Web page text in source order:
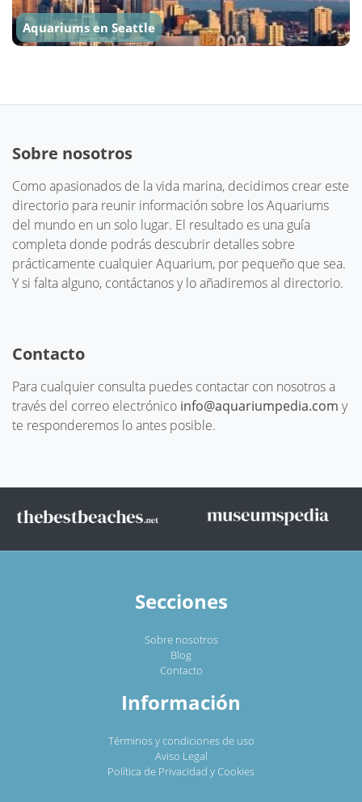
Aquariums en Seattle
Sobre nosotros
Como apasionados de la vida marina, decidimos crear este
directorio para reunir información sobre los Aquariums
del mundo en un solo lugar. El resultado es una guía
completa donde podrás descubrir detalles sobre
prácticamente cualquier Aquarium, por pequeño que sea.
Y si falta alguno, contáctanos y lo añadiremos al directorio.
Contacto
Para cualquier consulta puedes contactar con nosotros a
través del correo electrónico info@aquariumpedia.com y
te responderemos lo antes posible.
Secciones
Sobre nosotros
Blog
Contacto
Información
Términos y condiciones de uso
Aviso Legal
Política de Privacidad y Cookies